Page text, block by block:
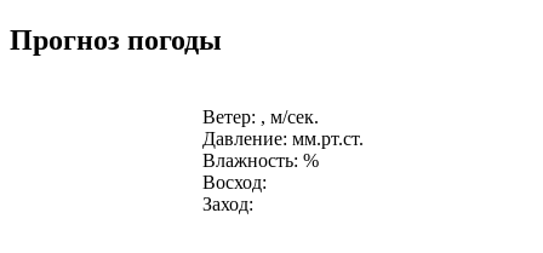
Прогноз погоды
Ветер: , м/сек.
Давление: мм.рт.ст.
Влажность: %
Восход:
Заход: